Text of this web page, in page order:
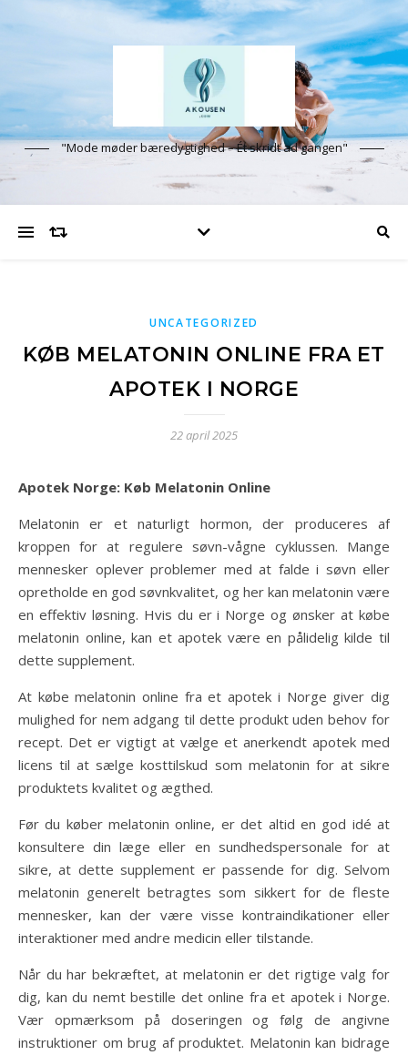
"Mode møder bæredygtighed – Ét skridt ad gangen"
UNCATEGORIZED
KØB MELATONIN ONLINE FRA ET
APOTEK I NORGE
22 april 2025
Apotek Norge: Køb Melatonin Online
Melatonin er et naturligt hormon, der produceres af
kroppen for at regulere søvn-vågne cyklussen. Mange
mennesker oplever problemer med at falde i søvn eller
opretholde en god søvnkvalitet, og her kan melatonin være
en effektiv løsning. Hvis du er i Norge og ønsker at købe
melatonin online, kan et apotek være en pålidelig kilde til
dette supplement.
At købe melatonin online fra et apotek i Norge giver dig
mulighed for nem adgang til dette produkt uden behov for
recept. Det er vigtigt at vælge et anerkendt apotek med
licens til at sælge kosttilskud som melatonin for at sikre
produktets kvalitet og ægthed.
Før du køber melatonin online, er det altid en god idé at
konsultere din læge eller en sundhedspersonale for at
sikre, at dette supplement er passende for dig. Selvom
melatonin generelt betragtes som sikkert for de fleste
mennesker, kan der være visse kontraindikationer eller
interaktioner med andre medicin eller tilstande.
Når du har bekræftet, at melatonin er det rigtige valg for
dig, kan du nemt bestille det online fra et apotek i Norge.
Vær opmærksom på doseringen og følg de angivne
instruktioner om brug af produktet. Melatonin kan bidrage